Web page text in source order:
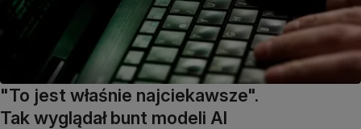
"To jest właśnie najciekawsze".
Tak wyglądał bunt modeli AI